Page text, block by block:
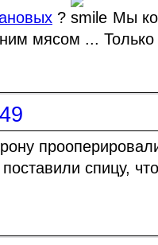
?
Мы
мясом ... Только
спицу,